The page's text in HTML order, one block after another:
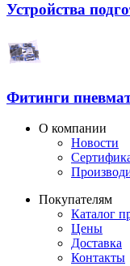
Устройства
Фитинги
О компании
Новости
Покупателям
Каталог
Цены
Доставка
Контакты